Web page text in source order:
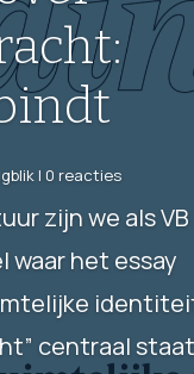
Brasz-
reacties
De Brasz-
scriptie van
Nederlandse
Om te bepalen